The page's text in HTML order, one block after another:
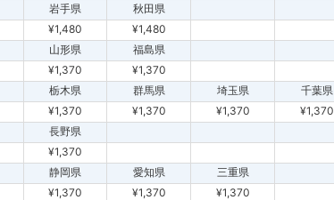
岩手県
秋田県
¥1,480 ¥1,480
山形県
福島県
¥1,370 ¥1,370
栃木県 群馬県 埼玉県 千葉県
¥1,370 ¥1,370 ¥1,370 ¥1,370
長野県
¥1,370
静岡県 愛知県
三重県
¥1,370 ¥1,370 ¥1,370